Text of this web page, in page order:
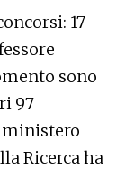
17
sono
97
ministero
Ricerca ha